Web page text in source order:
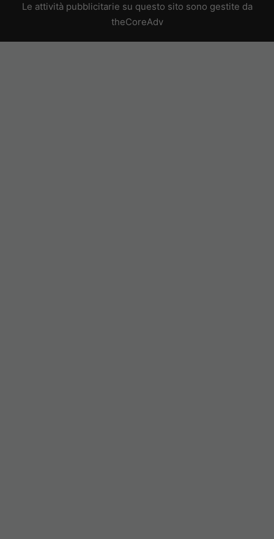
Le attività pubblicitarie su questo sito sono gestite da
theCoreAdv